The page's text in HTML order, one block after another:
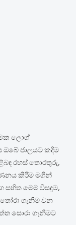
ලොග්
ජාලයට කදිම
රහස් තොරතුරු,
කිරීම මගින්
සහිත මෙම විසඳුම,
ගැනීම වන
සොරා ගැනීමට